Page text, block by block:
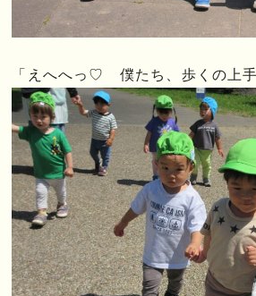
「えへへっ♡ 僕たち、歩くの上手